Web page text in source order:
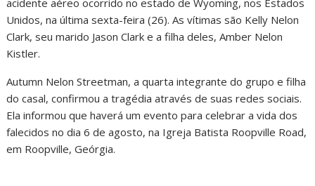
Unidos, na última sexta-feira (26). As vítimas são Kelly Nelon
Clark, seu marido Jason Clark e a filha deles, Amber Nelon
Kistler.
Autumn Nelon Streetman, a quarta integrante do grupo e filha
do casal, confirmou a tragédia através de suas redes sociais.
Ela informou que haverá um evento para celebrar a vida dos
falecidos no dia 6 de agosto, na Igreja Batista Roopville Road,
em Roopville, Geórgia.